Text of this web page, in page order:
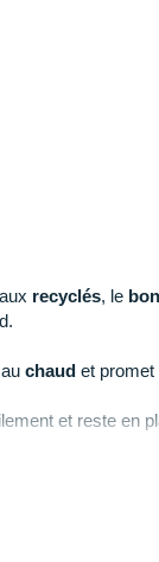
recyclés, le
chaud et promet
et reste en